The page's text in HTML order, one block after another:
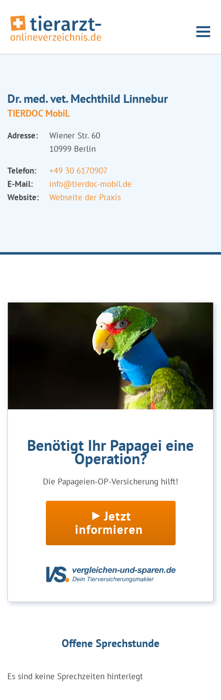
Dr. med. vet. Mechthild Linnebur
TIERDOC MobiL
Adresse:
Wiener Str. 60
10999 Berlin
Telefon:
+49 30 6170907
E-Mail:
info@tierdoc-mobil.de
Website:
Webseite der Praxis
Benötigt Ihr Papagei eine
Operation?
Die Papageien-OP-Versicherung hilft!
Jetzt
informieren
Offene Sprechstunde
Es sind keine Sprechzeiten hinterlegt